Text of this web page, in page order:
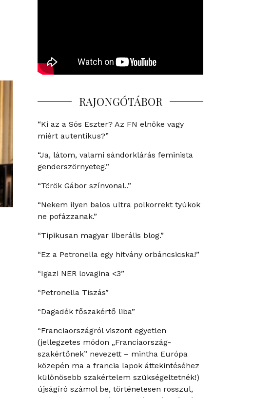
RAJONGÓTÁBOR
“Ki az a Sós Eszter? Az FN elnöke vagy
miért autentikus?”
“Ja, látom, valami sándorklárás feminista
genderszörnyeteg.”
“Török Gábor színvonal..”
“Nekem ilyen balos ultra polkorrekt tyúkok
ne pofázzanak.”
“Tipikusan magyar liberális blog.”
“Ez a Petronella egy hitvány orbáncsicska!”
“Igazi NER lovagina <3”
“Petronella Tiszás”
“Dagadék főszakértő liba”
“Franciaországról viszont egyetlen
(jellegzetes módon „Franciaország-
szakértőnek” nevezett – mintha Európa
közepén ma a francia lapok áttekintéséhez
különösebb szakértelem szükségeltetnék!)
újságíró számol be, történetesen rosszul,